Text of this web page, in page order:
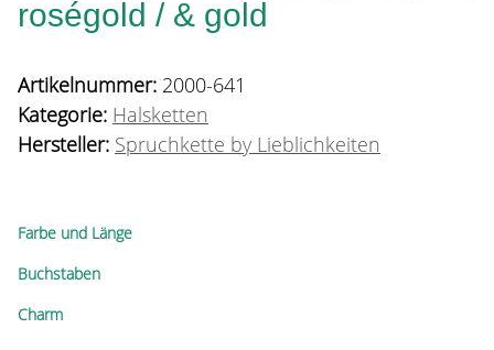
roségold / & gold
Artikelnummer: 2000-641
Kategorie: Halsketten
Hersteller: Spruchkette by Lieblichkeiten
Farbe und Länge
Buchstaben
Charm